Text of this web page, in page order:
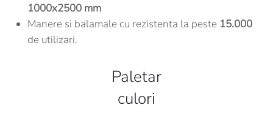
1000x2500 mm
Manere si balamale cu rezistenta la peste 15.000
de utilizari.
Paletar
culori